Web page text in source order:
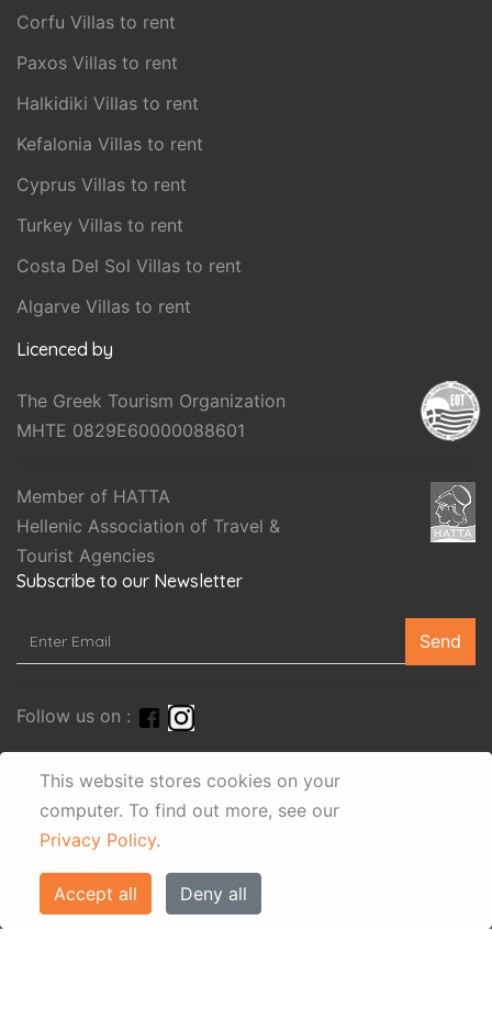
This website stores cookies on your
computer. To find out more, see our
Privacy Policy.
Accept all Deny all
Corfu Villas to rent
Paxos Villas to rent
Halkidiki Villas to rent
Kefalonia Villas to rent
Cyprus Villas to rent
Turkey Villas to rent
Costa Del Sol Villas to rent
Algarve Villas to rent
Licenced by
The Greek Tourism Organization
MHTE 0829E60000088601
Member of HATTA
Hellenic Association of Travel &
Tourist Agencies
Subscribe to our Newsletter
Send
Follow us on :